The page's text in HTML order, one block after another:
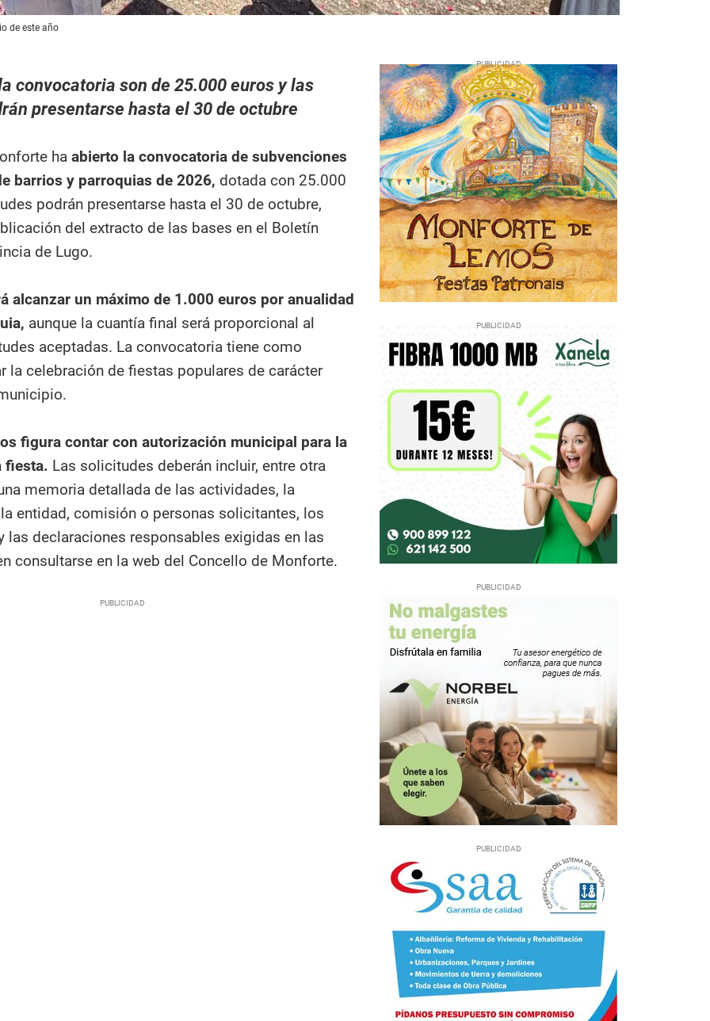
de este año
convocatoria son de 25.000 euros y las
presentarse hasta el 30 de octubre
ha abierto la convocatoria de subvenciones
barrios y parroquias de 2026, dotada con 25.000
podrán presentarse hasta el 30 de octubre,
del extracto de las bases en el Boletín
de Lugo.
alcanzar un máximo de 1.000 euros por anualidad
aunque la cuantía final será proporcional al
aceptadas. La convocatoria tiene como
la celebración de fiestas populares de carácter
figura contar con autorización municipal para la
fiesta. Las solicitudes deberán incluir, entre otra
memoria detallada de las actividades, la
entidad, comisión o personas solicitantes, los
las declaraciones responsables exigidas en las
consultarse en la web del Concello de Monforte.